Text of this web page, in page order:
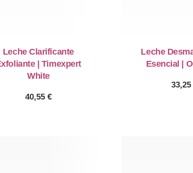
Leche Clarificante
| Timexpert
White
40,55 €
Leche
Esencial |